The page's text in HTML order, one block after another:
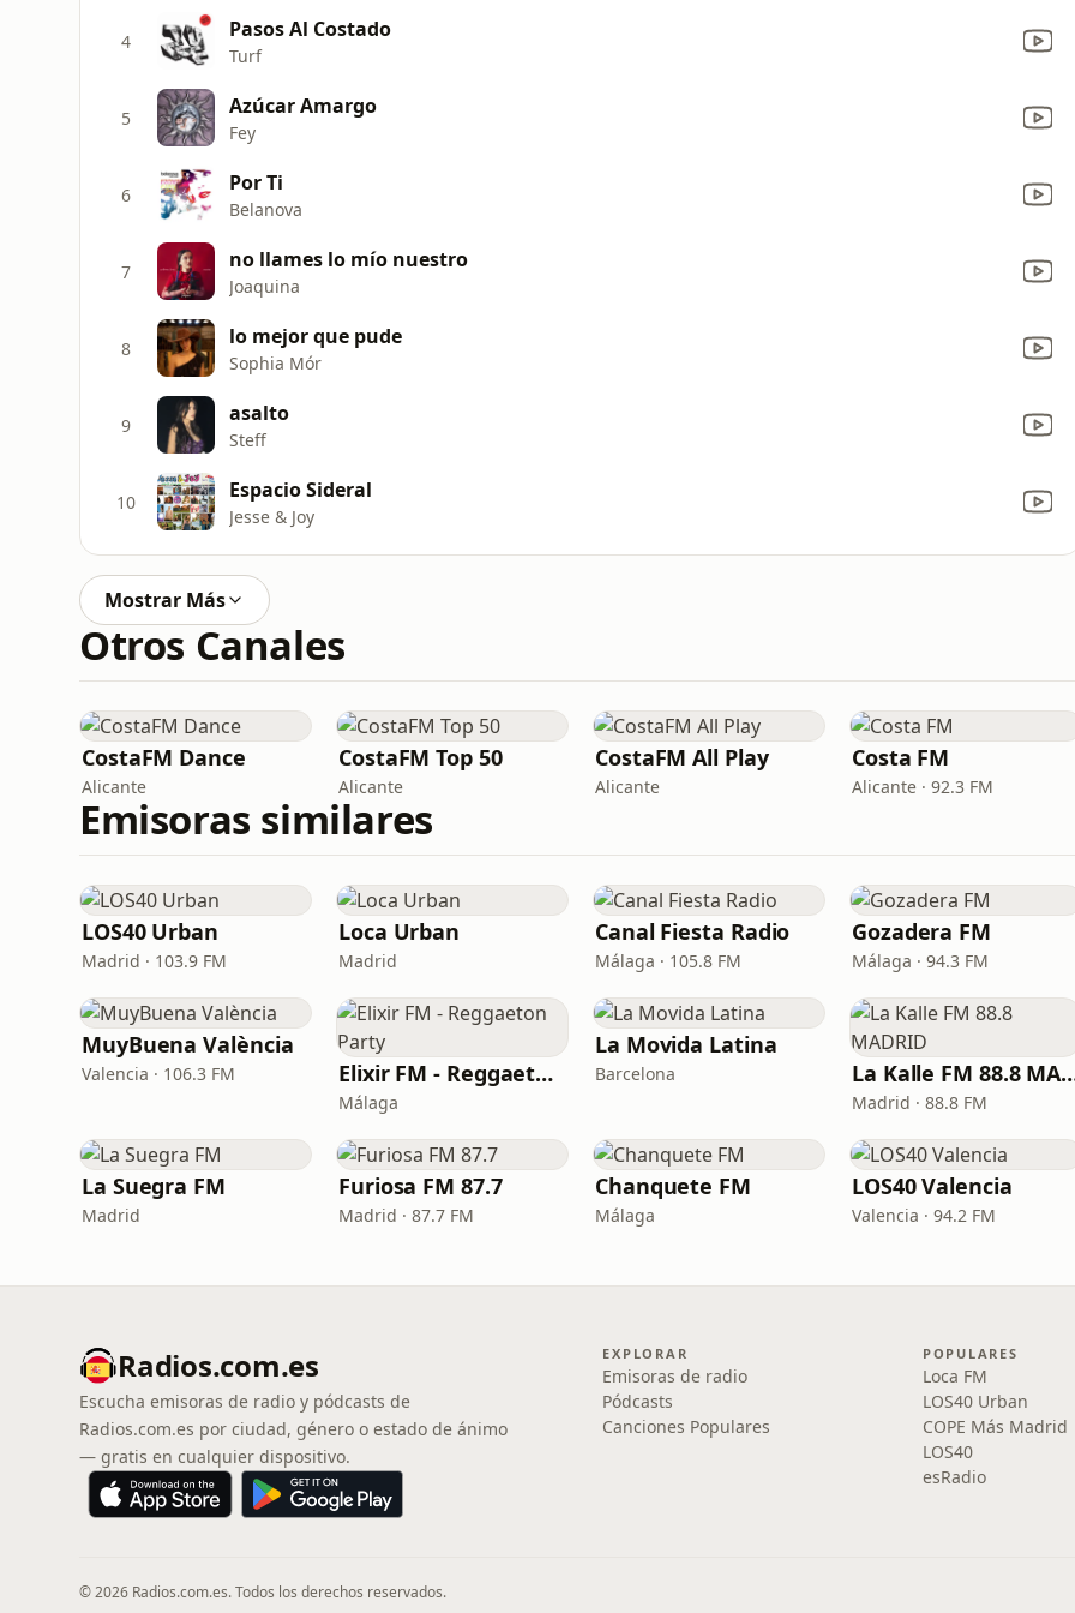
4 Pasos Al Costado
Turf
5 Azúcar Amargo
Fey
6 Por Ti
Belanova
7 no llames lo mío nuestro
Joaquina
8 lo mejor que pude
Sophia Mór
9 asalto
Steff
10 Espacio Sideral
Jesse & Joy
Mostrar Más
Otros Canales
CostaFM Dance
Alicante
CostaFM Top 50
Alicante
CostaFM All Play
Alicante
Costa FM
Alicante · 92.3 FM
Emisoras similares
LOS40 Urban
Madrid · 103.9 FM
Loca Urban
Madrid
Canal Fiesta Radio
Málaga · 105.8 FM
Gozadera FM
Málaga · 94.3 FM
MuyBuena València
Valencia · 106.3 FM Elixir FM - Reggaeton Party
Málaga
La Movida Latina
Barcelona La Kalle FM
Madrid · 88.8 FM
La Suegra FM
Madrid
Furiosa FM 87.7
Madrid · 87.7 FM
Chanquete FM
Málaga
LOS40 Valencia
Valencia · 94.2 FM
Radios.com.es
Escucha emisoras de radio y pódcasts de
Radios.com.es por ciudad, género o estado de ánimo
— gratis en cualquier dispositivo.
EXPLORAR
Emisoras de radio
Pódcasts
Canciones Populares
POPULARES
Loca FM
LOS40 Urban
COPE Más Madrid
LOS40
esRadio
© 2026 Radios.com.es. Todos los derechos reservados.